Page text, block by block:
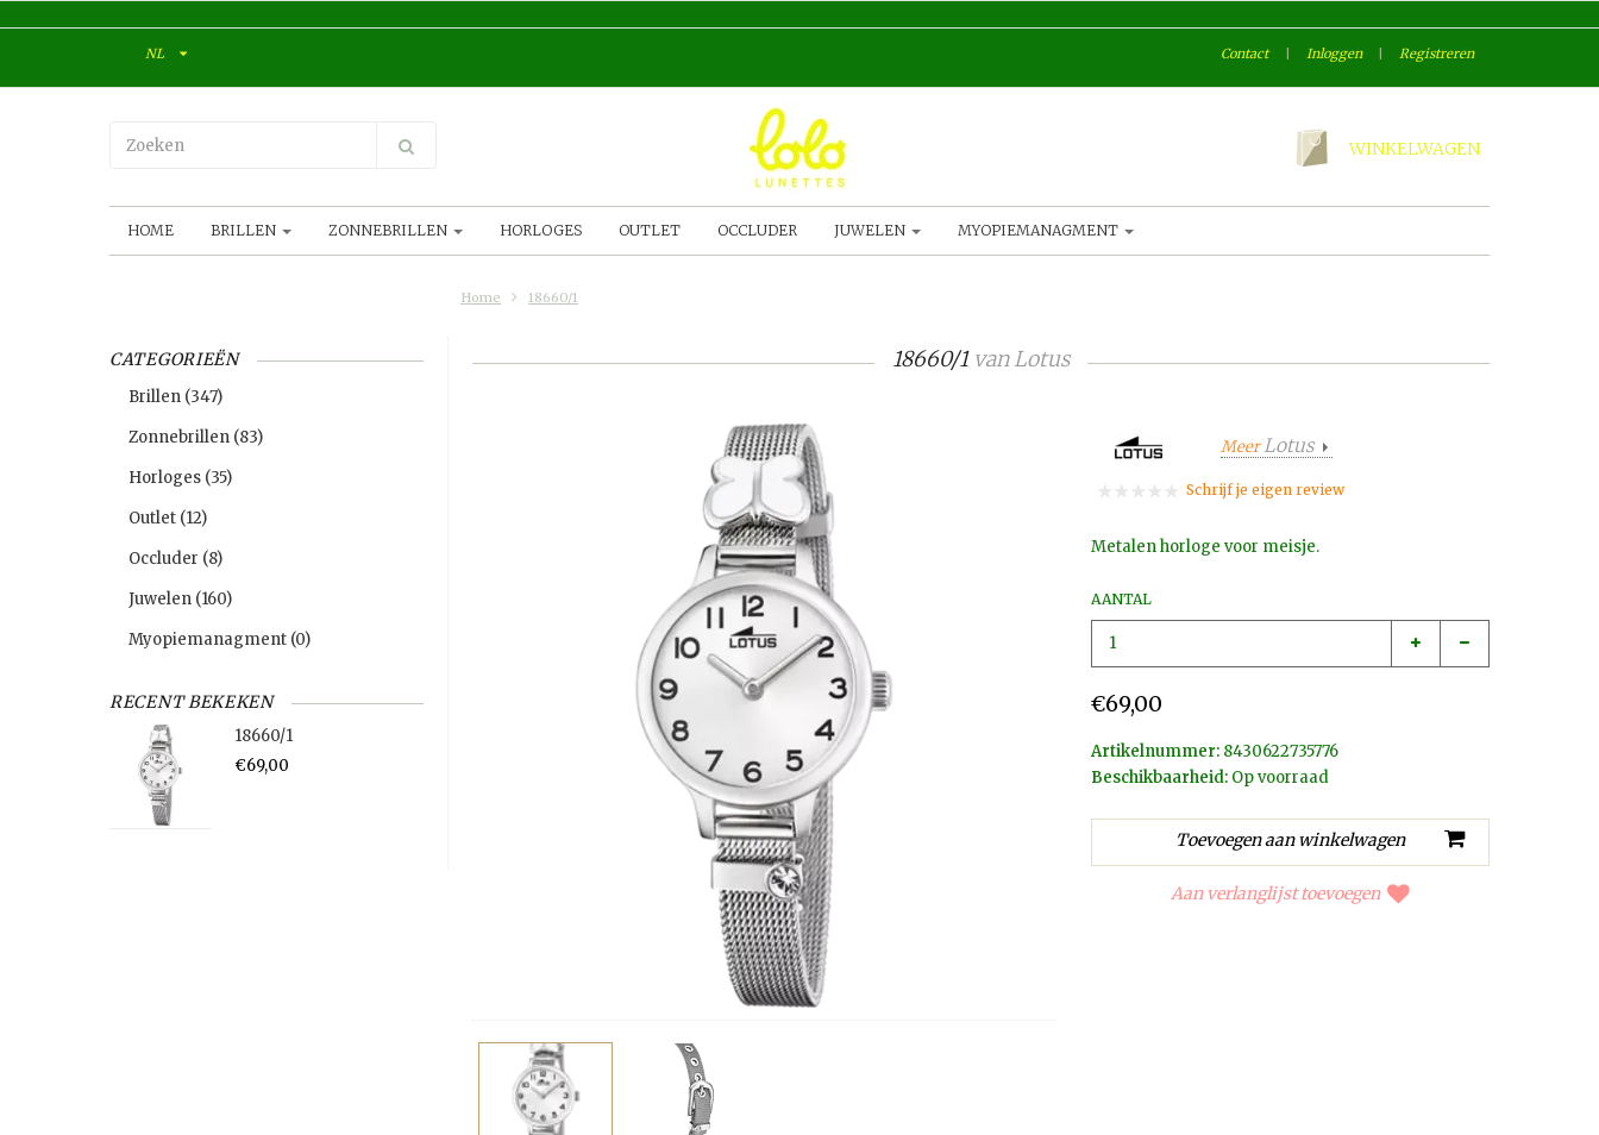
NL Contact Inloggen Registreren
WINKELWAGEN
HOME BRILLEN ZONNEBRILLEN HORLOGES OUTLET OCCLUDER JUWELEN MYOPIEMANAGMENT
Home 18660/1
CATEGORIEËN
Brillen (347)
Zonnebrillen (83)
Horloges (35)
Outlet (12)
Occluder (8)
Juwelen (160)
Myopiemanagment (0)
RECENT BEKEKEN
18660/1
€69,00
18660/1 vanLotus
MeerLotus
Schrijf je eigen review
Metalen horloge voor meisje.
AANTAL
€69,00
Artikelnummer: 8430622735776
Beschikbaarheid: Op voorraad
Aan verlanglijst toevoegen